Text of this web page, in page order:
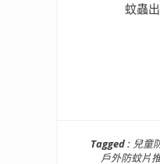
蚊蟲
Tagged : 兒童
戶外防蚊片